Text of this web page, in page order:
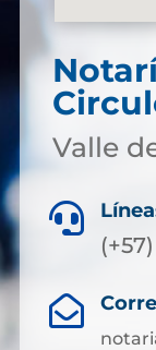
Valle

